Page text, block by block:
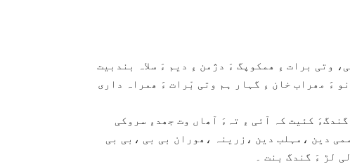
وتی برات ءِ ھمکوپگ ءَ دژمن ءِ دیم ءَ سلاہ بندبیت
ءَ مھراب خان ءِ گہار ہم وتی بْرات ءَ ھمراہ داری
کئیت کہ آئی ءِ تہءَ آھاں وت جھدءِ سروکی
دین ،مہلب دین ،زرینہ ،ھوران بی بی ،بی بی
لڑ ءَ گندگ بنت ۔